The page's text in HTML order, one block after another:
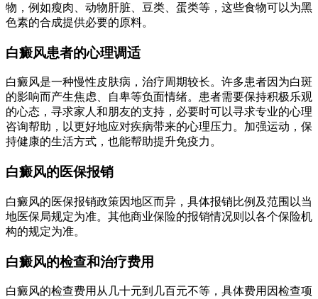
物，例如瘦肉、动物肝脏、豆类、蛋类等，这些食物可以为黑
色素的合成提供必要的原料。
白癜风患者的心理调适
白癜风是一种慢性皮肤病，治疗周期较长。许多患者因为白斑
的影响而产生焦虑、自卑等负面情绪。患者需要保持积极乐观
的心态，寻求家人和朋友的支持，必要时可以寻求专业的心理
咨询帮助，以更好地应对疾病带来的心理压力。加强运动，保
持健康的生活方式，也能帮助提升免疫力。
白癜风的医保报销
白癜风的医保报销政策因地区而异，具体报销比例及范围以当
地医保局规定为准。其他商业保险的报销情况则以各个保险机
构的规定为准。
白癜风的检查和治疗费用
白癜风的检查费用从几十元到几百元不等，具体费用因检查项